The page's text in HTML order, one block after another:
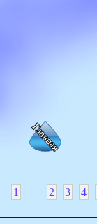
1 2 3 4